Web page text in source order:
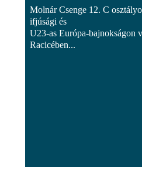
Molnár Csenge 12. C
ifjúsági és
U23-as Európa-bajnokságon
Racicében...